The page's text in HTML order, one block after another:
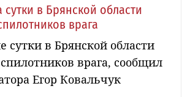
сутки в Брянской области
врага
сутки в Брянской области
врага, сообщил
Егор Ковальчук